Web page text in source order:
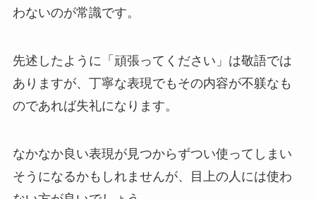
わないのが常識です。
先述したように「頑張ってください」は敬語では
ありますが、丁寧な表現でもその内容が不躾なも
のであれば失礼になります。
なかなか良い表現が見つからずつい使ってしまい
そうになるかもしれませんが、目上の人には使わ